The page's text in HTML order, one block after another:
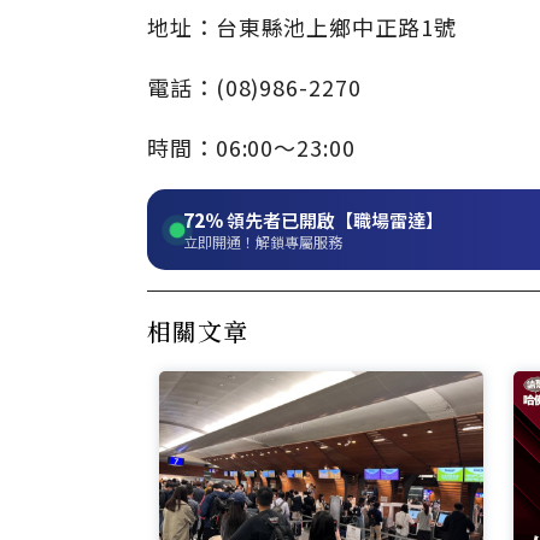
地址：台東縣池上鄉中正路1號
電話：(08)986-2270
時間：06:00～23:00
72%領先者已開啟【職場雷達】
立即開通！解鎖專屬服務
相關文章